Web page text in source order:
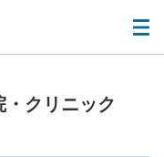
クリニック